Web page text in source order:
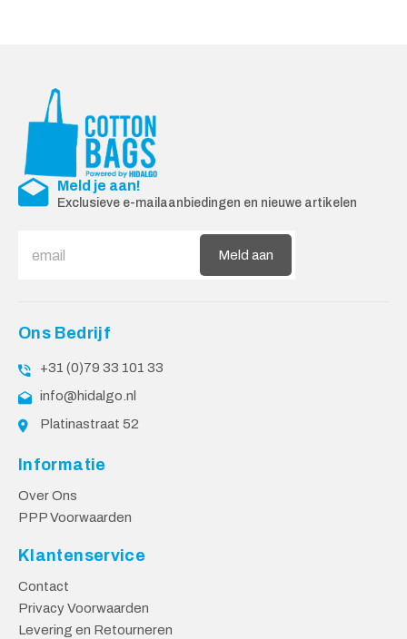
Meld je aan!
Exclusieve e-mailaanbiedingen en nieuwe artikelen
Meld aan
Ons Bedrijf
+31 (0)79 33 101 33
info@hidalgo.nl
Platinastraat 52
Informatie
Over Ons
PPP Voorwaarden
Klantenservice
Contact
Privacy Voorwaarden
Levering en Retourneren